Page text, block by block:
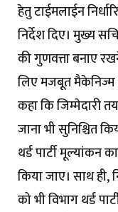
हेतु टाईमलाईन
निर्देश दिए। मुख्य
की गुणवत्ता बनाए
लिए मजबूत मैकेनिज्म
कहा कि जिम्मेदारी
जाना भी सुनिश्चित
थर्ड पार्टी मूल्यांकन
किया जाए। साथ ही,
को भी विभाग थर्ड